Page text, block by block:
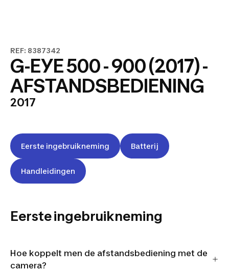
REF: 8387342
G-EYE 500 - 900 (2017) -
AFSTANDSBEDIENING
2017
Eerste ingebruikneming Batterij
Handleidingen
Eerste ingebruikneming
Hoe koppelt men de afstandsbediening met de
camera?